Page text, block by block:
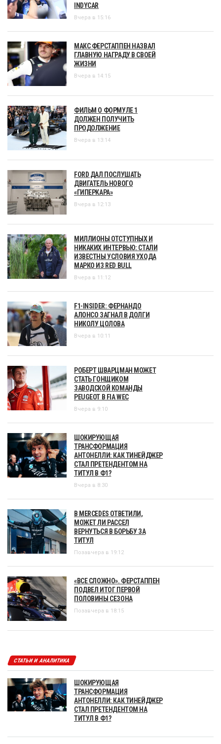
INDYCAR
Вчера в 15:16
МАКС ФЕРСТАППЕН НАЗВАЛ
ГЛАВНУЮ НАГРАДУ В СВОЕЙ
ЖИЗНИ
Вчера в 14:15
ФИЛЬМ О ФОРМУЛЕ 1
ДОЛЖЕН ПОЛУЧИТЬ
ПРОДОЛЖЕНИЕ
Вчера в 13:14
FORD ДАЛ ПОСЛУШАТЬ
ДВИГАТЕЛЬ НОВОГО
«ГИПЕРКАРА»
Вчера в 12:13
МИЛЛИОНЫ ОТСТУПНЫХ И
НИКАКИХ ИНТЕРВЬЮ: СТАЛИ
ИЗВЕСТНЫ УСЛОВИЯ УХОДА
МАРКО ИЗ RED BULL
Вчера в 11:12
F1-INSIDER: ФЕРНАНДО
АЛОНСО ЗАГНАЛ В ДОЛГИ
НИКОЛУ ЦОЛОВА
Вчера в 10:11
РОБЕРТ ШВАРЦМАН МОЖЕТ
СТАТЬ ГОНЩИКОМ
ЗАВОДСКОЙ КОМАНДЫ
PEUGEOT В FIA WEC
Вчера в 9:10
ШОКИРУЮЩАЯ
ТРАНСФОРМАЦИЯ
АНТОНЕЛЛИ: КАК ТИНЕЙДЖЕР
СТАЛ ПРЕТЕНДЕНТОМ НА
ТИТУЛ В Ф1?
Вчера в 8:30
В MERCEDES ОТВЕТИЛИ,
МОЖЕТ ЛИ РАССЕЛ
ВЕРНУТЬСЯ В БОРЬБУ ЗА
ТИТУЛ
Позавчера в 19:12
«ВСЕ СЛОЖНО». ФЕРСТАППЕН
ПОДВЕЛ ИТОГ ПЕРВОЙ
ПОЛОВИНЫ СЕЗОНА
Позавчера в 18:15
СТАТЬИ И АНАЛИТИКА
ШОКИРУЮЩАЯ
ТРАНСФОРМАЦИЯ
АНТОНЕЛЛИ: КАК ТИНЕЙДЖЕР
СТАЛ ПРЕТЕНДЕНТОМ НА
ТИТУЛ В Ф1?